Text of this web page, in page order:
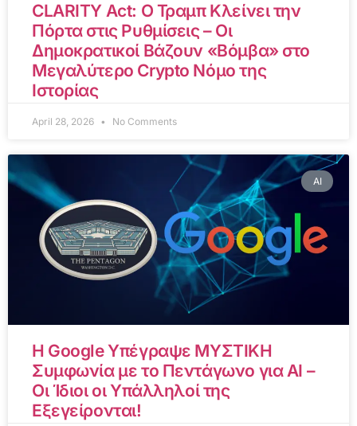
CLARITY Act: Ο Τραμπ Κλείνει την
Πόρτα στις Ρυθμίσεις – Οι
Δημοκρατικοί Βάζουν «Βόμβα» στο
Μεγαλύτερο Crypto Νόμο της
Ιστορίας
April 28, 2026 No Comments
AI
Η Google Υπέγραψε ΜΥΣΤΙΚΗ
Συμφωνία με το Πεντάγωνο για AI –
Οι Ίδιοι οι Υπάλληλοί της
Εξεγείρονται!